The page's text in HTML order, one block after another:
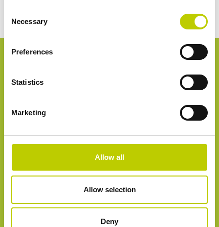
Selection
Necessary
Preferences
Statistics
Marketing
Allow all
Allow selection
Deny
E-mailadres*